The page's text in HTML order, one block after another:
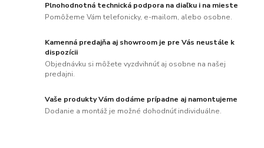
Plnohodnotná technická podpora na diaľku i na mieste
Pomôžeme Vám telefonicky, e-mailom, alebo osobne.
Kamenná predajňa aj showroom je pre Vás neustále k
dispozícii
Objednávku si môžete vyzdvihnúť aj osobne na našej
predajni.
Vaše produkty Vám dodáme prípadne aj namontujeme
Dodanie a montáž je možné dohodnúť individuálne.